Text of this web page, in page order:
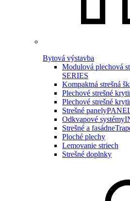
Bytová výstavba
Modulová plechová
SERIES
Kompaktná strešná
Plechové strešné
Plechové strešné
Strešné panely
Odkvapové systémy
Strešné a fasádne
Ploché plechy
Lemovanie striech
Strešné doplnky